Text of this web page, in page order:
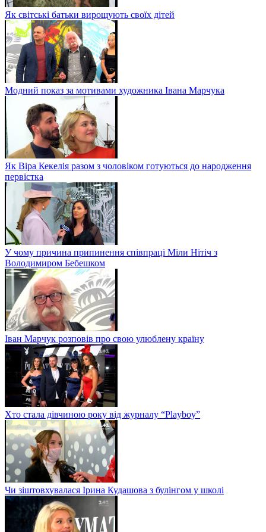
Як світські батьки вирощують своїх дітей
Модний показ за мотивами художника Івана Марчука
Як Віра Кекелія разом з чоловіком готуються до народження
первістка
У чому причина припинення співпраці Міли Нітіч з
Володимиром Бебешком
Іван Марчук розповів про свою улюблену країну
Хто стала дівчиною року від журналу “Playboy”
Чи зіштовхувалася Ірина Кудашова з булінгом у школі